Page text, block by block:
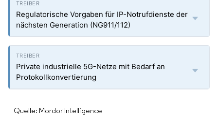
Regulatorische Vorgaben für IP-Notrufdienste der
nächsten Generation (NG911/112)
Private industrielle 5G-Netze mit Bedarf an
Protokollkonvertierung
Quelle: Mordor Intelligence